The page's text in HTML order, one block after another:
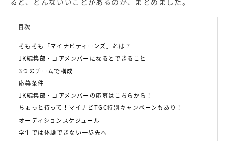
目次
そもそも「マイナビティーンズ」とは？
JK編集部・コアメンバーになるとできること
3つのチームで構成
応募条件
JK編集部・コアメンバーの応募はこちらから！
ちょっと待って！マイナビTGC特別キャンペーンもあり！
オーディションスケジュール
学生では体験できない一歩先へ